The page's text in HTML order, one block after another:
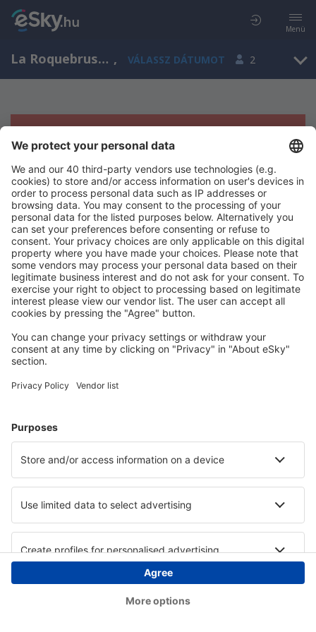
Menü
La Roquebrussanne, Provence-Alpes-Côte d'Azur, Franciaország , VÁLASSZ DÁTUMOT 2
Sajnos semmilyen eredménnyel nem
szolgálhatunk.
Próbáld meg még egyszer más kritériumot kiválasztva
Copyright © eSky.hu Minden jog fenntartva.